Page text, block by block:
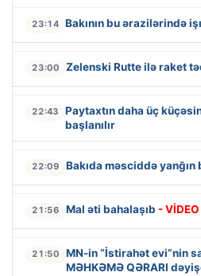
23:14 Bakının bu ərazilərində
23:00 Zelenski Rutte ilə raket
22:43
Paytaxtın daha üç
başlanılır
22:09 Bakıda məsciddə yanğın
21:56 Mal əti bahalaşıb - VİDEO
21:50
MN-in “İstirahət evi”nin
MƏHKƏMƏ QƏRARI